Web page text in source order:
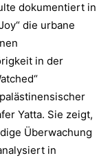
dokumentiert in
die urbane
in der
Yatta. Sie zeigt,
Überwachung
in